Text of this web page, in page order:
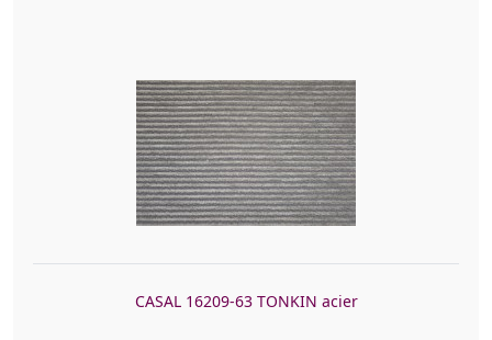
CASAL 16209-63 TONKIN acier